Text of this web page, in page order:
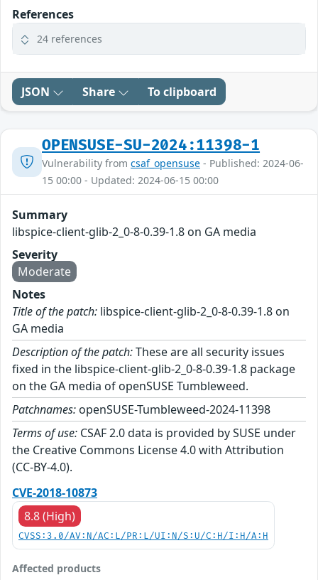
References
24 references
JSON Share To clipboard
OPENSUSE-SU-2024:11398-1
Vulnerability from csaf_opensuse - Published: 2024-06-
15 00:00 - Updated: 2024-06-15 00:00
Summary
libspice-client-glib-2_0-8-0.39-1.8 on GA media
Severity
Moderate
Notes
Title of the patch: libspice-client-glib-2_0-8-0.39-1.8 on
GA media
Description of the patch:These are all security issues
fixed in the libspice-client-glib-2_0-8-0.39-1.8 package
on the GA media of openSUSE Tumbleweed.
Patchnames: openSUSE-Tumbleweed-2024-11398
Terms of use: CSAF 2.0 data is provided by SUSE under
the Creative Commons License 4.0 with Attribution
(CC-BY-4.0).
CVE-2018-10873
8.8 (High)
CVSS:3.0/AV:N/AC:L/PR:L/UI:N/S:U/C:H/I:H/A:H
Affected products